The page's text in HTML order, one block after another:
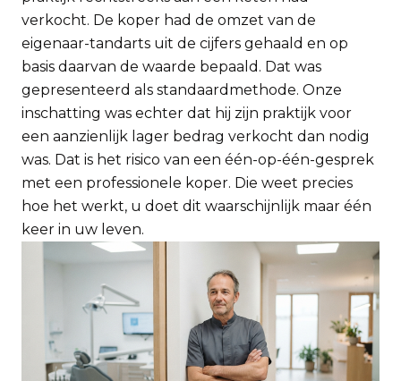
verkocht. De koper had de omzet van de
eigenaar-tandarts uit de cijfers gehaald en op
basis daarvan de waarde bepaald. Dat was
gepresenteerd als standaardmethode. Onze
inschatting was echter dat hij zijn praktijk voor
een aanzienlijk lager bedrag verkocht dan nodig
was. Dat is het risico van een één-op-één-gesprek
met een professionele koper. Die weet precies
hoe het werkt, u doet dit waarschijnlijk maar één
keer in uw leven.